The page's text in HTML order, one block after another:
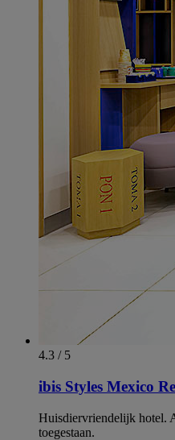
4.3 / 5
ibis Styles Mexico
Huisdiervriendelijk hotel.
toegestaan.